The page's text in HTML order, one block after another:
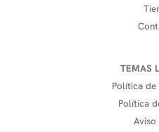
TEMAS
Política de
Política
Aviso